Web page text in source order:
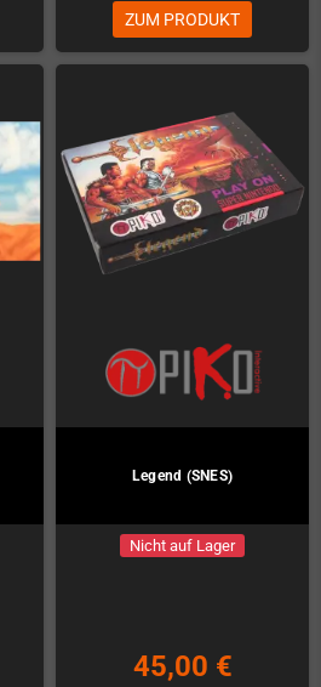
ZUM PRODUKT
Legend (SNES)
Nicht auf Lager
45,00 €